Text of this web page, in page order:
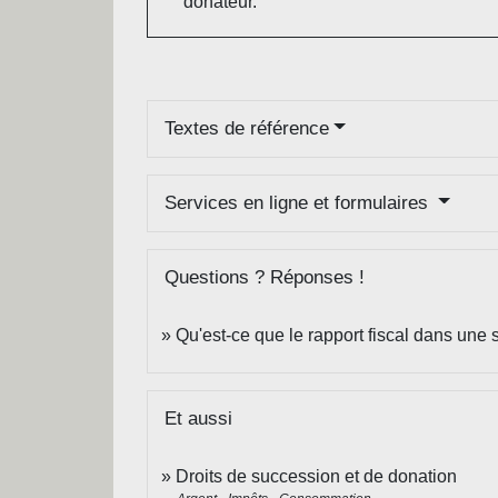
Textes de référence
Services en ligne et formulaires
Questions ? Réponses !
Qu'est-ce que le rapport fiscal dans une
Et aussi
Droits de succession et de donation